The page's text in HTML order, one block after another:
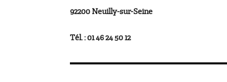
92200 Neuilly-sur-Seine
Tél. : 01 46 24 50 12